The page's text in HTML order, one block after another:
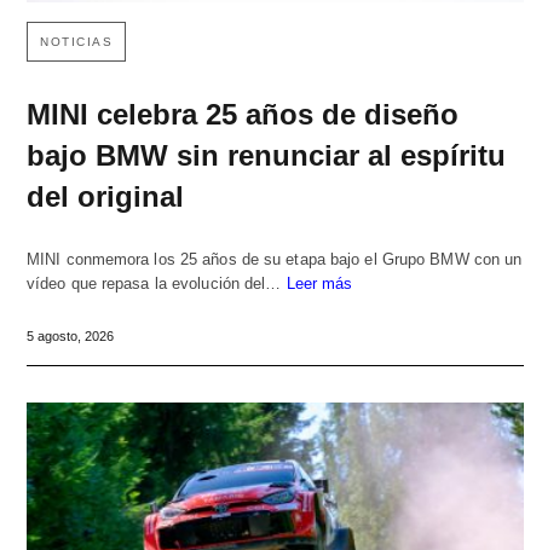
NOTICIAS
MINI celebra 25 años de diseño
bajo BMW sin renunciar al espíritu
del original
MINI conmemora los 25 años de su etapa bajo el Grupo BMW con un
vídeo que repasa la evolución del… Leer más
5 agosto, 2026